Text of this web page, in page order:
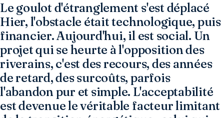
Le goulot d'étranglement s'est déplacé
Hier, l'obstacle était technologique, puis
financier. Aujourd'hui, il est social. Un
projet qui se heurte à l'opposition des
riverains, c'est des recours, des années
de retard, des surcoûts, parfois
l'abandon pur et simple. L'acceptabilité
est devenue le véritable facteur limitant